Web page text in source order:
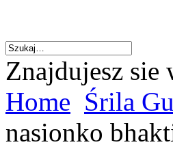
Znajdujesz sie
Home Śrila
nasionko